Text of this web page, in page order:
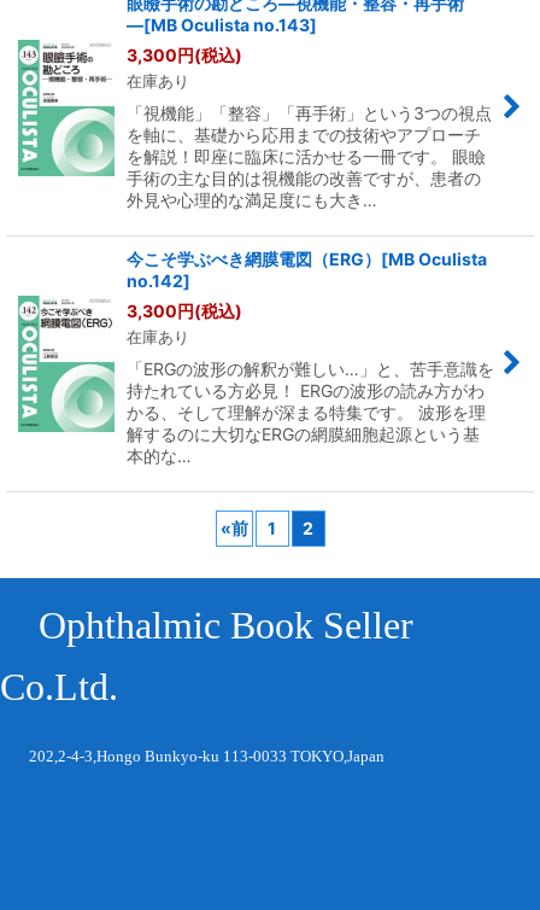
―[MB Oculista no.143]
3,300円(税込)
在庫あり
「視機能」「整容」「再手術」という3つの視点
を軸に、基礎から応用までの技術やアプローチ
を解説！即座に臨床に活かせる一冊です。 眼瞼
手術の主な目的は視機能の改善ですが、患者の
外見や心理的な満足度にも大き…
今こそ学ぶべき網膜電図（ERG）[MB Oculista
no.142]
3,300円(税込)
在庫あり
「ERGの波形の解釈が難しい…」と、苦手意識を
持たれている方必見！ ERGの波形の読み方がわ
かる、そして理解が深まる特集です。 波形を理
解するのに大切なERGの網膜細胞起源という基
本的な…
«前 1 2
Ophthalmic Book Seller
Co.Ltd.
202,2-4-3,Hongo Bunkyo-ku 113-0033 TOKYO,Japan